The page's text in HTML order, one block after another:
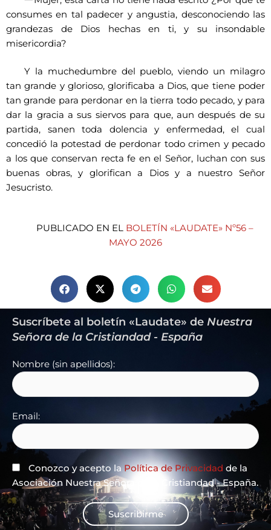
consumes en tal padecer y angustia, desconociendo las
grandezas de Dios hechas en ti, y su insondable
misericordia?
Y la muchedumbre del pueblo, viendo un milagro
tan grande y glorioso, glorificaba a Dios, que tiene poder
tan grande para perdonar en la tierra todo pecado, y para
dar la gracia a sus siervos para que, aun después de su
partida, sanen toda dolencia y enfermedad, el cual
concedió la potestad de perdonar todo crimen y pecado
a los que conservan recta fe en el Señor, luchan con sus
buenas obras, y glorifican a Dios y a nuestro Señor
Jesucristo.
PUBLICADO EN EL BOLETÍN «LAUDATE» Nº56 –
MAYO 2026
Suscríbete al boletín «Laudate» de Nuestra
Señora de la Cristiandad - España
Nombre (sin apellidos):
Email:
Conozco y acepto la Política de Privacidad de la
Asociación Nuestra Señora de la Cristiandad - España.
Suscribirme